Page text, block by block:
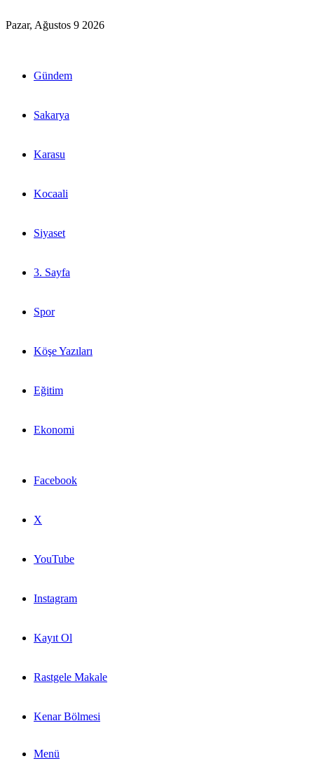
Pazar, Ağustos 9 2026
Gündem
Sakarya
Karasu
Kocaali
Siyaset
3. Sayfa
Spor
Köşe Yazıları
Eğitim
Ekonomi
Facebook
X
YouTube
Instagram
Kayıt Ol
Rastgele Makale
Kenar Bölmesi
Menü